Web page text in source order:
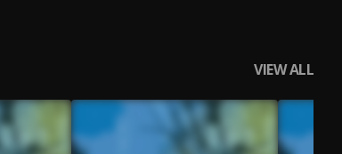
VIEW ALL